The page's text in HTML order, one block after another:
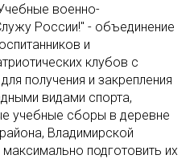
военно-
России!" - объединение
и
клубов с
получения и закрепления
видами спорта,
учебные сборы в деревне
Владимирской
подготовить их